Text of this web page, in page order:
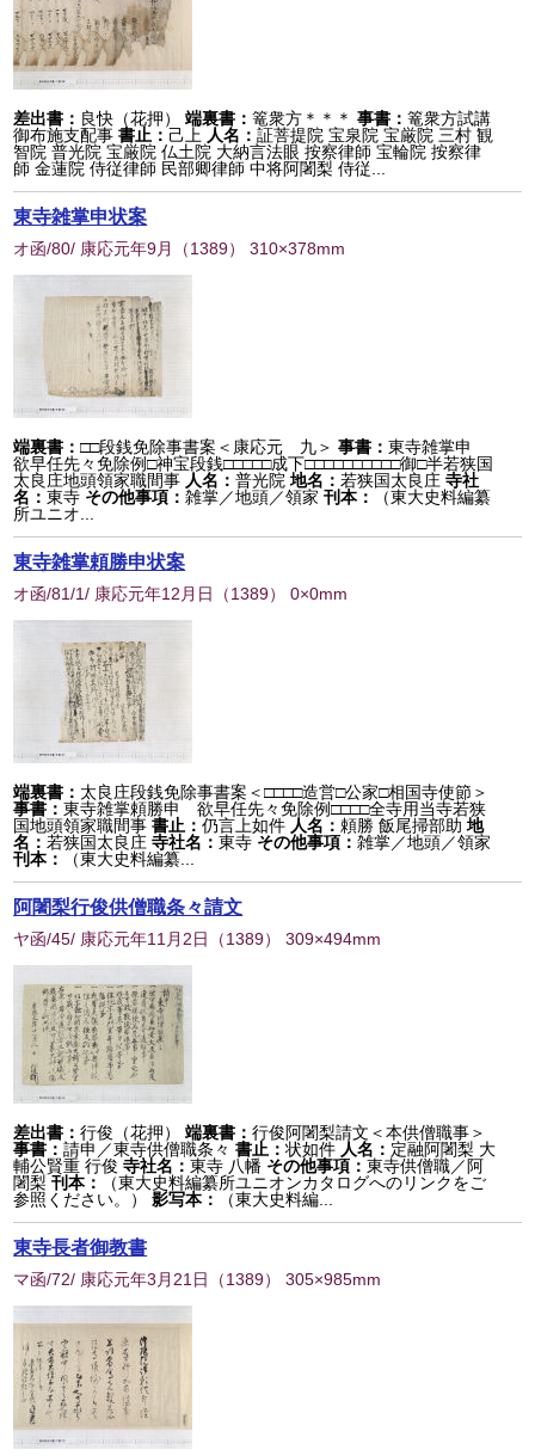
差出書： 良快（花押） 端裏書：篭衆方＊＊＊ 事書：篭衆方試講
御布施支配事 書止：己上 人名：証菩提院 宝泉院 宝厳院 三村 観
智院 普光院 宝厳院 仏土院 大納言法眼 按察律師 宝輪院 按察律
師 金蓮院 侍従律師 民部卿律師 中将阿闍梨 侍従...
東寺雑掌申状案
オ函/80/ 康応元年9月 （1389） 310×378mm
端裏書：□□段銭免除事書案＜康応元 九＞ 事書：東寺雑掌申
欲早任先々免除例□神宝段銭□□□□□成下□□□□□□□□□□御□半若狭国
太良庄地頭領家職間事 人名：普光院 地名：若狭国太良庄 寺社
名：東寺 その他事項：雑掌／地頭／領家刊本：
（東大史料編纂
所ユニオ...
東寺雑掌頼勝申状案
オ函/81/1/ 康応元年12月日 （1389） 0×0mm
端裏書： 太良庄段銭免除事書案＜□□□□造営□公家□相国寺使節＞
事書：東寺雑掌頼勝申 欲早任先々免除例□□□□全寺用当寺若狭
国地頭領家職間事書止：仍言上如件 人名： 頼勝 飯尾掃部助 地
名：若狭国太良庄 寺社名：東寺 その他事項：雑掌／地頭／領家
刊本：
（東大史料編纂...
阿闍梨行俊供僧職条々請文
ヤ函/45/ 康応元年11月2日 （1389） 309×494mm
差出書：行俊（花押） 端裏書：行俊阿闍梨請文＜本供僧職事＞
事書：請申／東寺供僧職条々書止：状如件 人名： 定融阿闍梨 大
輔公賢重 行俊 寺社名：東寺 八幡 その他事項：東寺供僧職／阿
闍梨刊本：
（東大史料編纂所ユニオンカタログへのリンクをご
参照ください。）
影写本： （東大史料編...
東寺長者御教書
マ函/72/ 康応元年3月21日 （1389） 305×985mm